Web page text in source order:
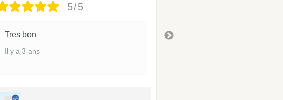
5/5
Tres bon
Il y a 3 ans